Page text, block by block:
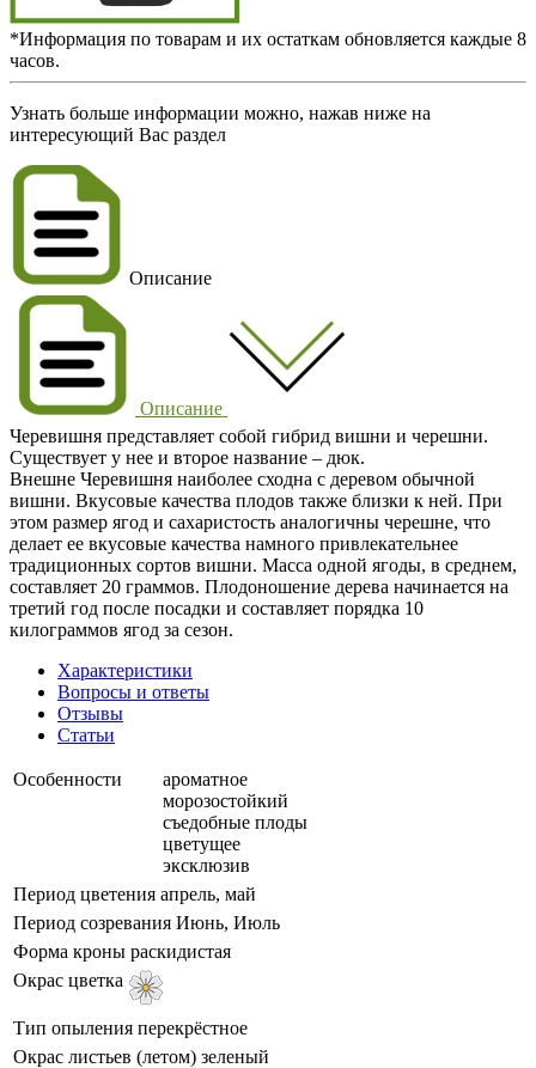
*Информация по товарам и их остаткам обновляется каждые 8
часов.
Узнать больше информации можно, нажав ниже на
интересующий Вас раздел
Описание
Описание
Черевишня представляет собой гибрид вишни и черешни.
Существует у нее и второе название – дюк.
Внешне Черевишня наиболее сходна с деревом обычной
вишни. Вкусовые качества плодов также близки к ней. При
этом размер ягод и сахаристость аналогичны черешне, что
делает ее вкусовые качества намного привлекательнее
традиционных сортов вишни. Масса одной ягоды, в среднем,
составляет 20 граммов. Плодоношение дерева начинается на
третий год после посадки и составляет порядка 10
килограммов ягод за сезон.
Характеристики
Вопросы и ответы
Отзывы
Статьи
Особенности
ароматное
морозостойкий
съедобные плоды
цветущее
эксклюзив
Период цветения апрель, май
Период созревания Июнь, Июль
Форма кроны раскидистая
Окрас цветка
Тип опыления перекрёстное
Окрас листьев (летом) зеленый